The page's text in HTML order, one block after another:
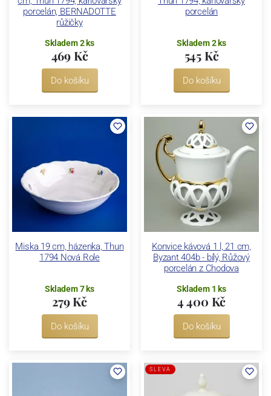
porcelán, BERNADOTTE
růžičky
Skladem 2 ks
469 Kč
Do košíku
porcelán
Skladem 2 ks
545 Kč
Do košíku
Miska 19 cm, házenka, Thun
1794 Nová Role
Skladem 7 ks
279 Kč
Do košíku
Konvice kávová 1 l, 21 cm,
Byzant 404b - bílý, Růžový
porcelán z Chodova
Skladem 1 ks
4 400 Kč
Do košíku
SLEVA